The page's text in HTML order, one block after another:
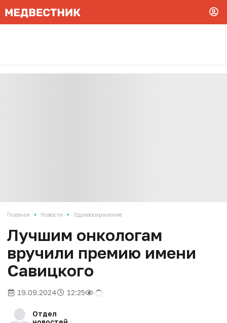
Главная • Новости • Здравоохранение
Лучшим онкологам
вручили премию имени
Савицкого
19.09.2024 12:25
Отдел